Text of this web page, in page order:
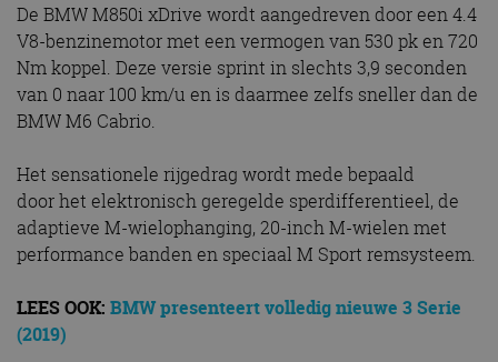
De BMW M850i xDrive wordt aangedreven door een 4.4
V8-benzinemotor met een vermogen van 530 pk en 720
Nm koppel. Deze versie sprint in slechts 3,9 seconden
van 0 naar 100 km/u en is daarmee zelfs sneller dan de
BMW M6 Cabrio.
Het sensationele rijgedrag wordt mede bepaald
door het elektronisch geregelde sperdifferentieel, de
adaptieve M-wielophanging, 20-inch M-wielen met
performance banden en speciaal M Sport remsysteem.
LEES OOK: BMW presenteert volledig nieuwe 3 Serie
(2019)